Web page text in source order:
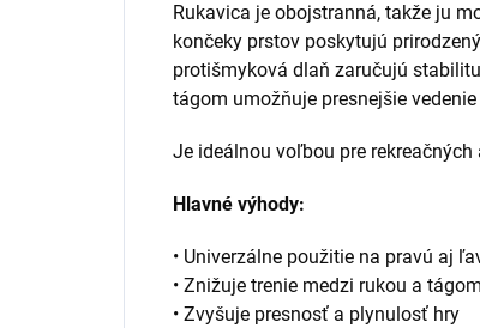
Rukavica je obojstranná, takže ju
končeky prstov poskytujú
protišmyková dlaň zaručujú
tágom umožňuje presnejšie
Je ideálnou voľbou pre
Hlavné výhody:
• Univerzálne použitie na pravú aj
• Znižuje trenie medzi rukou a tágom
• Zvyšuje presnosť a plynulosť hry